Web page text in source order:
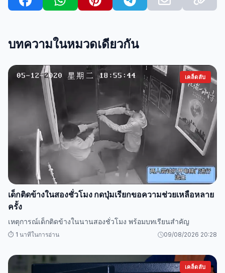
บทความในหมวดเดียวกัน
เคล็ดลับ
เด็กติดข้างในสองชั่วโมง กดปุ่มเรียกขอความช่วยเหลือหลาย
ครั้ง
เหตุการณ์เด็กติดข้างในนานสองชั่วโมง พร้อมบทเรียนสำคัญ
⏱️ 1 นาทีในการอ่าน 09/08/2026 20:28
เคล็ดลับ